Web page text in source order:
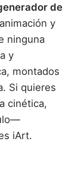
de
y
ninguna
y
montados
Si quieres
cinética,
iArt.